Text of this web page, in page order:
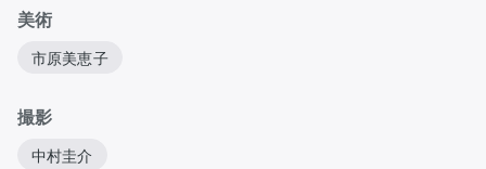
美術
市原美恵子
撮影
中村圭介